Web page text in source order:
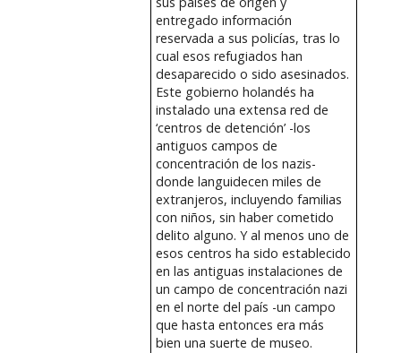
entregado información
reservada a sus policías, tras lo
cual esos refugiados han
desaparecido o sido asesinados.
Este gobierno holandés ha
instalado una extensa red de
‘centros de detención’ -los
antiguos campos de
concentración de los nazis-
donde languidecen miles de
extranjeros, incluyendo familias
con niños, sin haber cometido
delito alguno. Y al menos uno de
esos centros ha sido establecido
en las antiguas instalaciones de
un campo de concentración nazi
en el norte del país -un campo
que hasta entonces era más
bien una suerte de museo.